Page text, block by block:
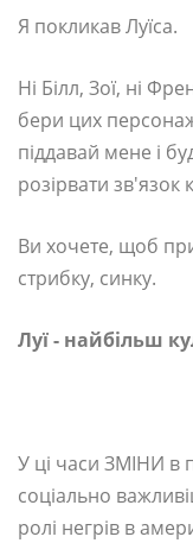
Я покликав Луїса.
Ні Білл, Зої, ні
бери цих
піддавай мене і
розірвати зв'язок
Ви хочете, щоб
стрибку, синку.
Луї - найбільш
У ці часи ЗМІНИ в
соціально
ролі негрів в